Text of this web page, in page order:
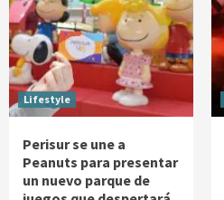
Lifestyle
Perisur se une a
Peanuts para presentar
un nuevo parque de